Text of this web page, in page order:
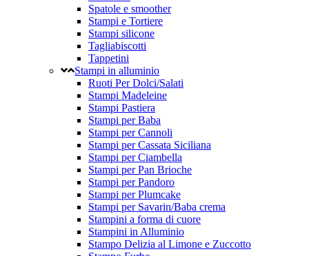
Spatole e smoother
Stampi e Tortiere
Stampi silicone
Tagliabiscotti
Tappetini
Stampi in alluminio
Ruoti Per Dolci/Salati
Stampi Madeleine
Stampi Pastiera
Stampi per Baba
Stampi per Cannoli
Stampi per Cassata Siciliana
Stampi per Ciambella
Stampi per Pan Brioche
Stampi per Pandoro
Stampi per Plumcake
Stampi per Savarin/Baba crema
Stampini a forma di cuore
Stampini in Alluminio
Stampo Delizia al Limone e Zuccotto